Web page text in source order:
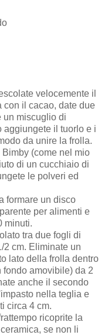
velocemente il
con il cacao, date due
un miscuglio di
aggiungete il tuorlo e i
da unire la frolla.
(come nel mio
di un cucchiaio di
le polveri ed
formare un disco
per alimenti e
minuti.
tra due fogli di
2 cm. Eliminate un
lato della frolla dentro
fondo amovibile) da 2
anche il secondo
nella teglia e
circa 4 cm.
ricoprite la
se non li